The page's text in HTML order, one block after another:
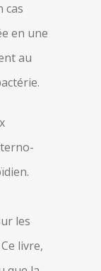
cas
en une
au
les
livre,